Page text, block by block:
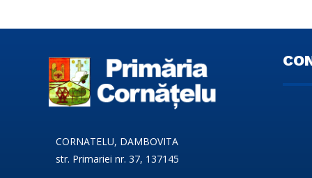
CORNATELU, DAMBOVITA
str. Primariei nr. 37, 137145